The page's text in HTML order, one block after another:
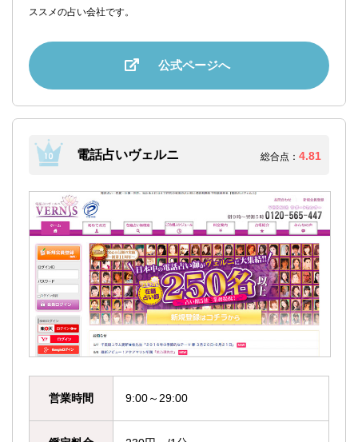
ススメの占い会社です。
公式ページへ
電話占いヴェルニ 総合点： 4.81
営業時間 9:00～29:00